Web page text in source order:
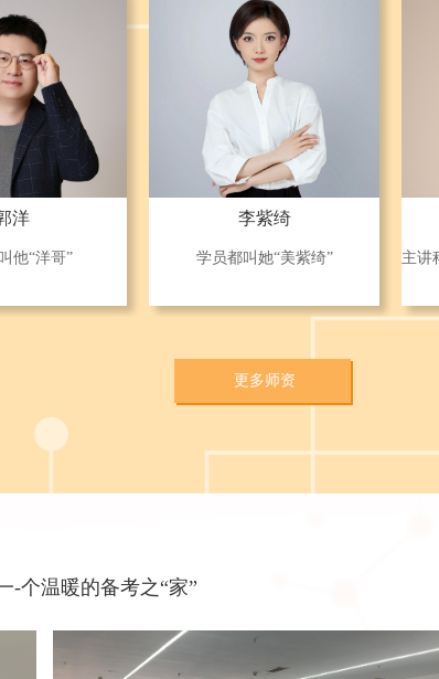
洋
他“洋哥”
李紫绮
学员都叫她“美紫绮”
更多师资
-个温暖的备考之“家”